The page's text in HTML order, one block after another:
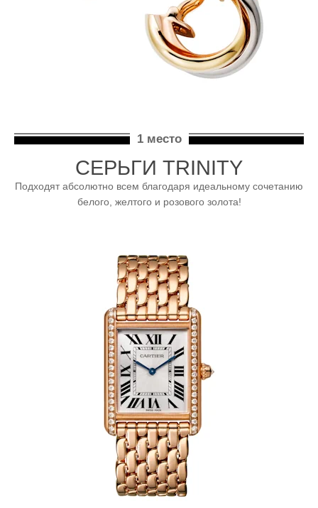
1 место
СЕРЬГИ TRINITY
Подходят абсолютно всем благодаря идеальному сочетанию
белого, желтого и розового золота!